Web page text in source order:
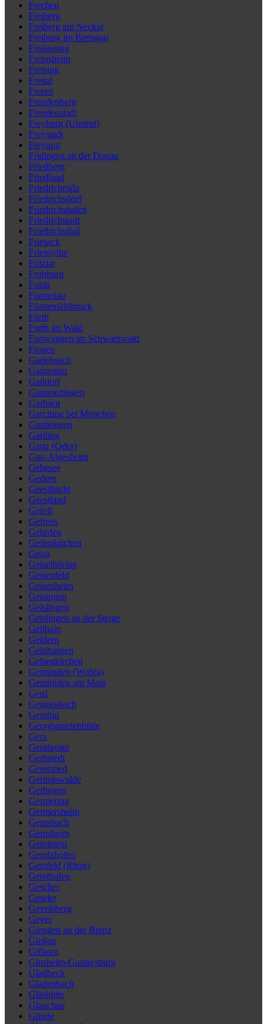
Frechen
Freiberg
Freiberg am Neckar
Freiburg im Breisgau
Freilassing
Freinsheim
Freising
Freital
Freren
Freudenberg
Freudenstadt
Freyburg (Unstrut)
Freystadt
Freyung
Fridingen an der Donau
Friedberg
Friedland
Friedrichroda
Friedrichsdorf
Friedrichshafen
Friedrichstadt
Friedrichsthal
Friesack
Friesoythe
Fritzlar
Frohburg
Fulda
Fürstenau
Fürstenfeldbruck
Fürth
Furth im Wald
Furtwangen im Schwarzwald
Füssen
Gadebusch
Gaggenau
Gaildorf
Gammertingen
Garbsen
Garching bei München
Gardelegen
Garding
Gartz (Oder)
Gau-Algesheim
Gebesee
Gedern
Geesthacht
Geestland
Gefell
Gefrees
Gehrden
Geilenkirchen
Geisa
Geiselhöring
Geisenfeld
Geisenheim
Geisingen
Geislingen
Geislingen an der Steige
Geithain
Geldern
Gelnhausen
Gelsenkirchen
Gemünden (Wohra)
Gemünden am Main
Genf
Gengenbach
Genthin
Georgsmarienhütte
Gera
Gerabronn
Gerbstedt
Geretsried
Geringswalde
Gerlingen
Germering
Germersheim
Gernsbach
Gernsheim
Gerolstein
Gerolzhofen
Gersfeld (Rhön)
Gersthofen
Gescher
Geseke
Gevelsberg
Geyer
Giengen an der Brenz
Gießen
Gifhorn
Ginsheim-Gustavsburg
Gladbeck
Gladenbach
Glashütte
Glauchau
Glinde